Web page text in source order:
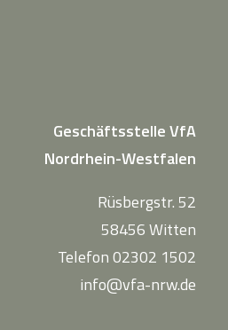
Geschäftsstelle VfA
Nordrhein-Westfalen
Rüsbergstr. 52
58456 Witten
Telefon 02302 1502
info@vfa-nrw.de